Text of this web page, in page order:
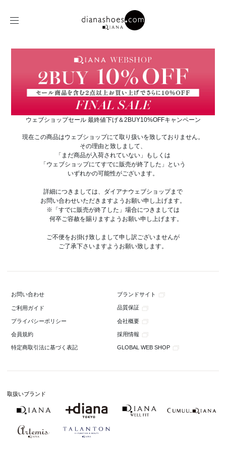
ウェブショップセール 最終値下げ＆2BUY10%OFFキャンペーン
現在この商品はウェブショップにて取り扱いを致しておりません。
その理由と致しまして、
「まだ商品が入荷されていない」もしくは
「ウェブショップにてすでに販売が終了した」という
いずれかの可能性がございます。
詳細につきましては、ダイアナウェブショップまで
お問い合わせいただきますようお願い申し上げます。
※「すでに販売が終了した」場合につきましては
何卒ご容赦を賜りますようお願い申し上げます。
ご不便をお掛け致しまして申し訳ございませんが
ご了承下さいますようお願い致します。
お問い合わせ ブランドサイト
ご利用ガイド 品質保証
プライバシーポリシー 会社概要
会員規約 採用情報
特定商取引法に基づく表記 GLOBAL WEB SHOP
取扱いブランド